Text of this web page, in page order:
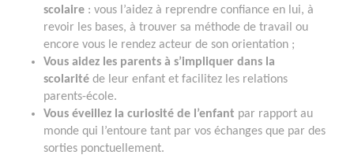
scolaire : vous l’aidez à reprendre confiance en lui, à
revoir les bases, à trouver sa méthode de travail ou
encore vous le rendez acteur de son orientation ;
Vous aidez les parents à s’impliquer dans la
scolarité de leur enfant et facilitez les relations
parents-école.
Vous éveillez la curiosité de l’enfant par rapport au
monde qui l’entoure tant par vos échanges que par des
sorties ponctuellement.